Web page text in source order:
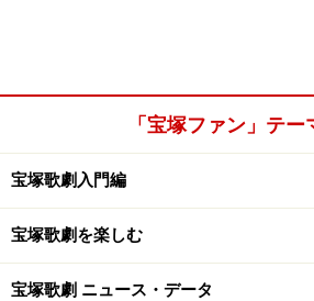
「宝塚ファン」テー
宝塚歌劇入門編
宝塚歌劇を楽しむ
宝塚歌劇 ニュース・データ